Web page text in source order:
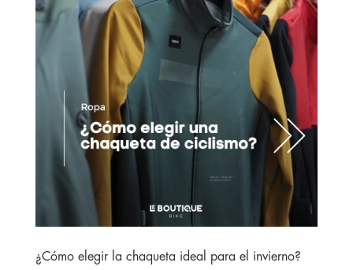
¿Cómo elegir la chaqueta ideal para el invierno?